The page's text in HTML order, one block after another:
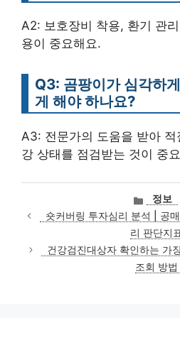
A2: 보호장비 착용, 환기 관
용이 중요해요.
Q3: 곰팡이가 심각하
게 해야 하나요?
A3: 전문가의 도움을 받아 적
강 상태를 점검받는 것이 중
카
테
고
리
정보
숏커버링 투자심리 분석 | 공
리 판단지
건강검진대상자 확인하는 가
조회 방법